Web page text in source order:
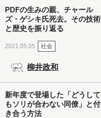
PDFの生みの親、チャール
ズ・ゲシキ氏死去。その技術
と歴史を振り返る
2021.05.05 社会
柳井政和
新年度で登場した「どうして
もソリが合わない同僚」と付
き合う方法